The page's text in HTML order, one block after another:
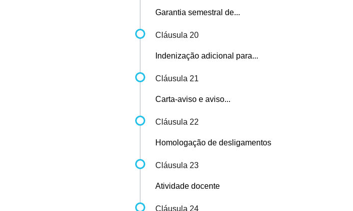
Garantia semestral de...
Cláusula 20
Indenização adicional para...
Cláusula 21
Carta-aviso e aviso...
Cláusula 22
Homologação de desligamentos
Cláusula 23
Atividade docente
Cláusula 24